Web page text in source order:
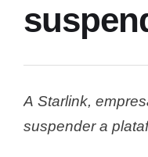
A Starlink,
suspender a